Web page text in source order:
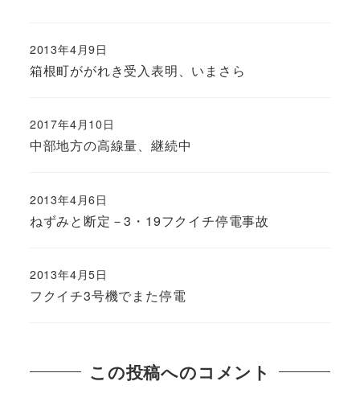
箱根町ががれき受入表明、いまさら
2013年4月9日
中部地方の高線量、継続中
2017年4月10日
ねずみと断定－3・19フクイチ停電事故
2013年4月6日
フクイチ3号機でまた停電
2013年4月5日
この投稿へのコメント